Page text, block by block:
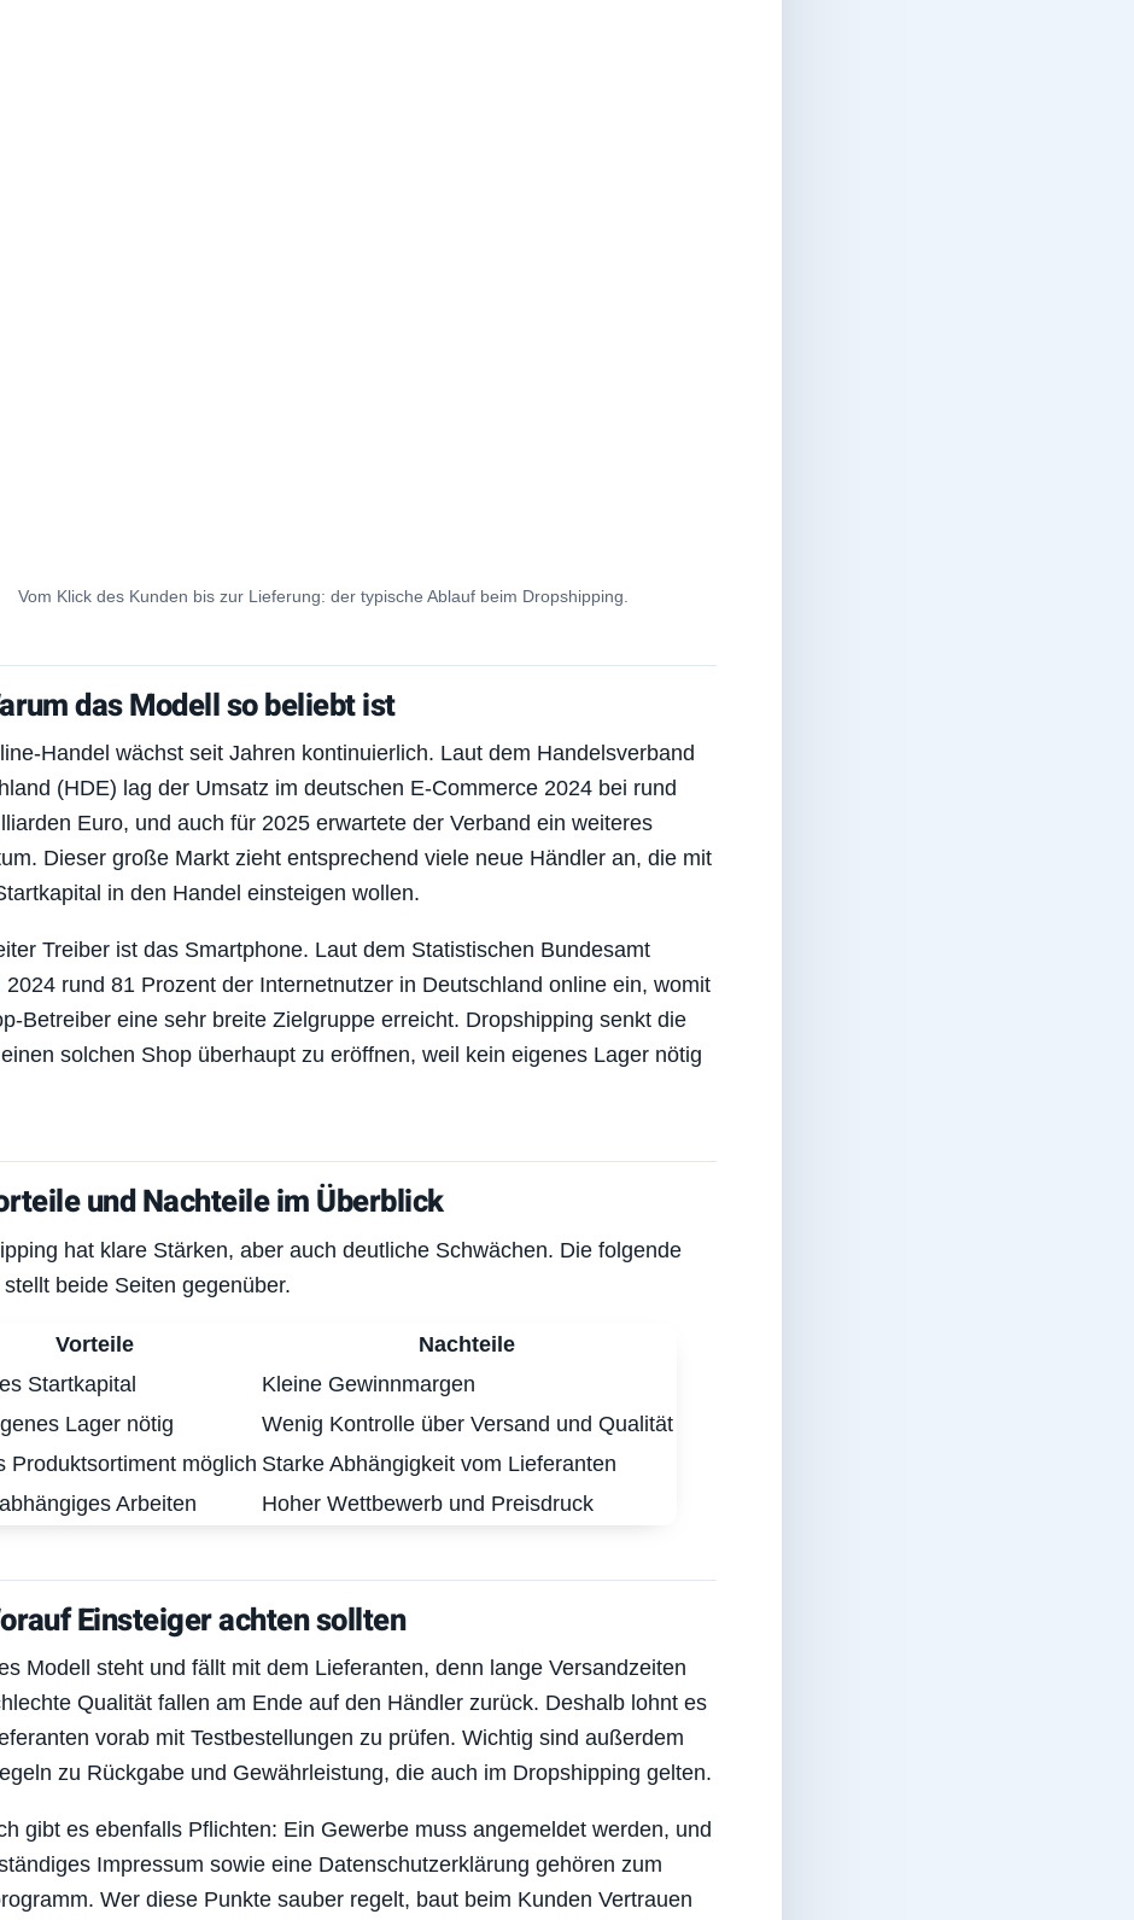
Vom Klick des Kunden bis zur Lieferung: der typische Ablauf beim Dropshipping.
das Modell so beliebt ist
Handel wächst seit Jahren kontinuierlich. Laut dem Handelsverband
(HDE) lag der Umsatz im deutschen E-Commerce 2024 bei rund
Euro, und auch für 2025 erwartete der Verband ein weiteres
Dieser große Markt zieht entsprechend viele neue Händler an, die mit
in den Handel einsteigen wollen.
Treiber ist das Smartphone. Laut dem Statistischen Bundesamt
2024 rund 81 Prozent der Internetnutzer in Deutschland online ein, womit
Betreiber eine sehr breite Zielgruppe erreicht. Dropshipping senkt die
solchen Shop überhaupt zu eröffnen, weil kein eigenes Lager nötig
und Nachteile im Überblick
hat klare Stärken, aber auch deutliche Schwächen. Die folgende
stellt beide Seiten gegenüber.
Vorteile
Nachteile
Startkapital
Kleine Gewinnmargen
Lager nötig
Wenig Kontrolle über Versand und Qualität
Produktsortiment möglich Starke Abhängigkeit vom Lieferanten
Arbeiten
Hoher Wettbewerb und Preisdruck
Einsteiger achten sollten
Modell steht und fällt mit dem Lieferanten, denn lange Versandzeiten
Qualität fallen am Ende auf den Händler zurück. Deshalb lohnt es
vorab mit Testbestellungen zu prüfen. Wichtig sind außerdem
zu Rückgabe und Gewährleistung, die auch im Dropshipping gelten.
gibt es ebenfalls Pflichten: Ein Gewerbe muss angemeldet werden, und
Impressum sowie eine Datenschutzerklärung gehören zum
Wer diese Punkte sauber regelt, baut beim Kunden Vertrauen